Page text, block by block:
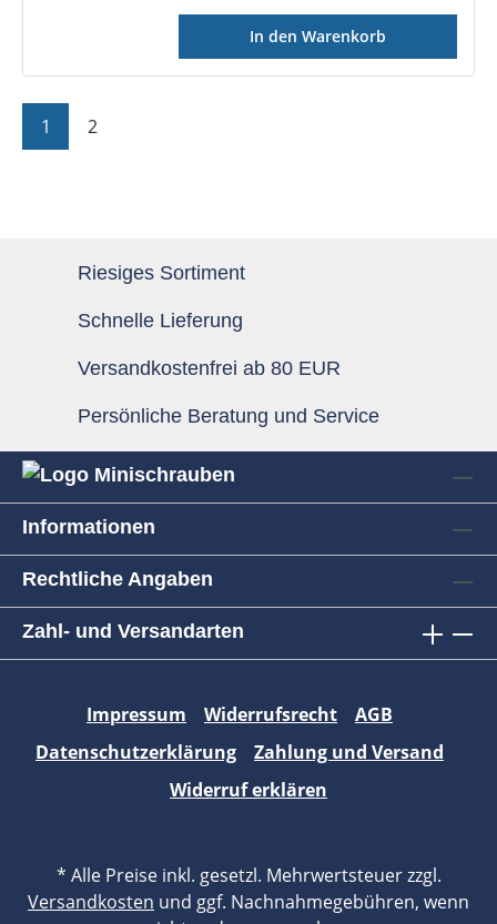
In den Warenkorb
Seite
1 Seite
2
Riesiges Sortiment
Schnelle Lieferung
Versandkostenfrei ab 80 EUR
Persönliche Beratung und Service
Informationen
Rechtliche Angaben
Zahl- und Versandarten
Impressum Widerrufsrecht
AGB
Datenschutzerklärung
Zahlung und Versand
Widerruf erklären
* Alle Preise inkl. gesetzl. Mehrwertsteuer zzgl.
Versandkosten und ggf. Nachnahmegebühren, wenn